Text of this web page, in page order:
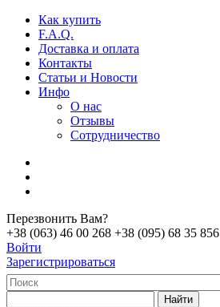
Как купить
F.A.Q.
Доставка и оплата
Контакты
Статьи и Новости
Инфо
О нас
Отзывы
Сотрудничество
Перезвонить Вам?
+38 (063) 46 00 268 +38 (095) 68 35 856
Войти
Зарегистрироваться